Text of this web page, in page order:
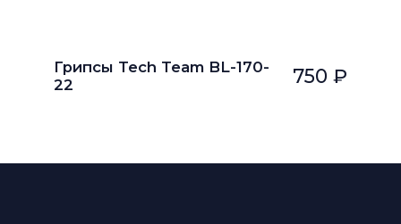
Грипсы Tech Team BL-170-
22
750 ₽